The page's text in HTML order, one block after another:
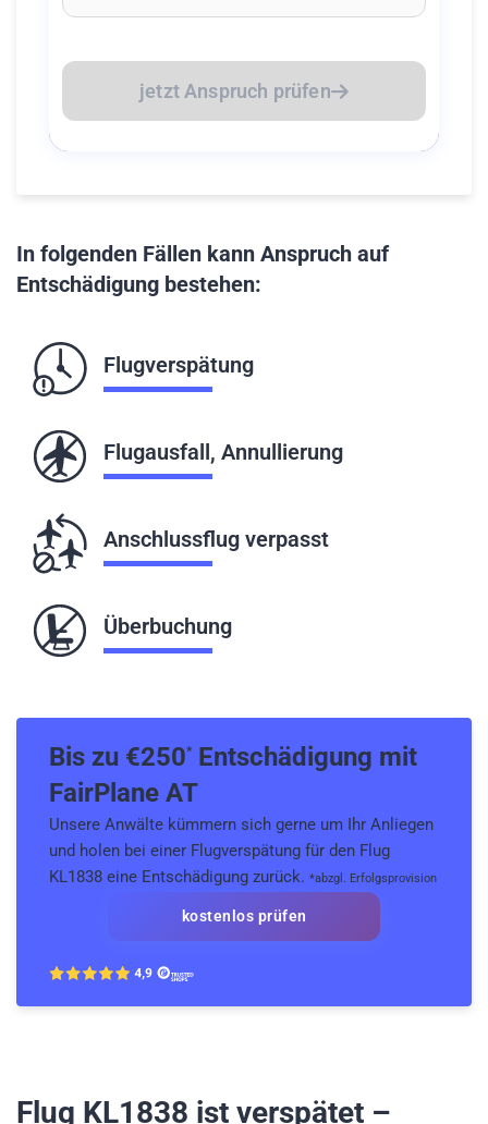
jetzt Anspruch prüfen
In folgenden Fällen kann Anspruch auf
Entschädigung bestehen:
Flugverspätung
Flugausfall, Annullierung
Anschlussflug verpasst
Überbuchung
Bis zu €250*Entschädigung mit
FairPlane AT
Unsere Anwälte kümmern sich gerne um Ihr Anliegen
und holen bei einer Flugverspätung für den Flug
KL1838 eine Entschädigung zurück. *abzgl. Erfolgsprovision
kostenlos prüfen
Flug KL1838 ist verspätet –